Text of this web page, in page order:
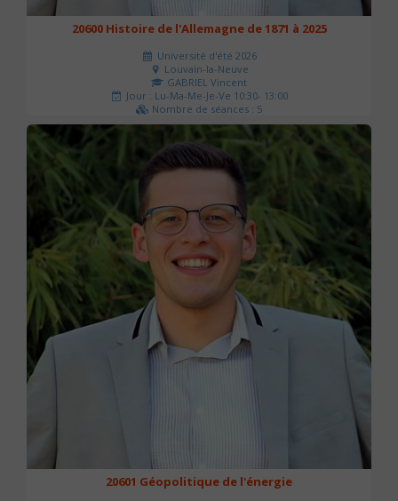
20600 Histoire de l'Allemagne de 1871 à 2025
Université d'été 2026
Louvain-la-Neuve
GABRIEL Vincent
Jour : Lu-Ma-Me-Je-Ve 10:30- 13:00
Nombre de séances : 5
120 €
20601 Géopolitique de l'énergie